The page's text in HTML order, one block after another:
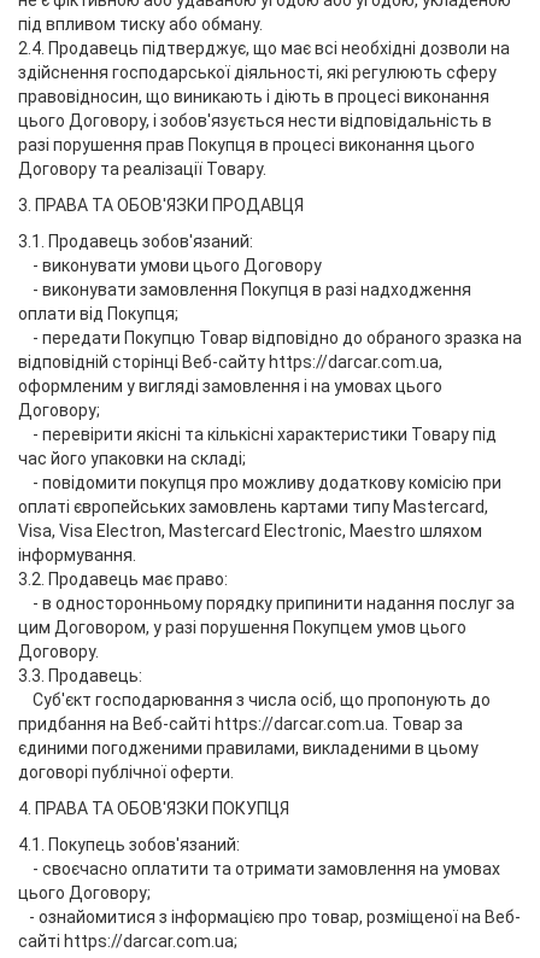
під впливом тиску або обману.
2.4. Продавець підтверджує, що має всі необхідні дозволи на
здійснення господарської діяльності, які регулюють сферу
правовідносин, що виникають і діють в процесі виконання
цього Договору, і зобов'язується нести відповідальність в
разі порушення прав Покупця в процесі виконання цього
Договору та реалізації Товару.
3. ПРАВА ТА ОБОВ'ЯЗКИ ПРОДАВЦЯ
3.1. Продавець зобов'язаний:
- виконувати умови цього Договору
- виконувати замовлення Покупця в разі надходження
оплати від Покупця;
- передати Покупцю Товар відповідно до обраного зразка на
відповідній сторінці Веб-сайту https://darcar.com.ua,
оформленим у вигляді замовлення і на умовах цього
Договору;
- перевірити якісні та кількісні характеристики Товару під
час його упаковки на складі;
- повідомити покупця про можливу додаткову комісію при
оплаті європейських замовлень картами типу Mastercard,
Visa, Visa Electron, Mastercard Electronic, Maestro шляхом
інформування.
3.2. Продавець має право:
- в односторонньому порядку припинити надання послуг за
цим Договором, у разі порушення Покупцем умов цього
Договору.
3.3. Продавець:
Суб'єкт господарювання з числа осіб, що пропонують до
придбання на Веб-сайті https://darcar.com.ua. Товар за
єдиними погодженими правилами, викладеними в цьому
договорі публічної оферти.
4. ПРАВА ТА ОБОВ'ЯЗКИ ПОКУПЦЯ
4.1. Покупець зобов'язаний:
- своєчасно оплатити та отримати замовлення на умовах
цього Договору;
- ознайомитися з інформацією про товар, розміщеної на Веб-
сайті https://darcar.com.ua;